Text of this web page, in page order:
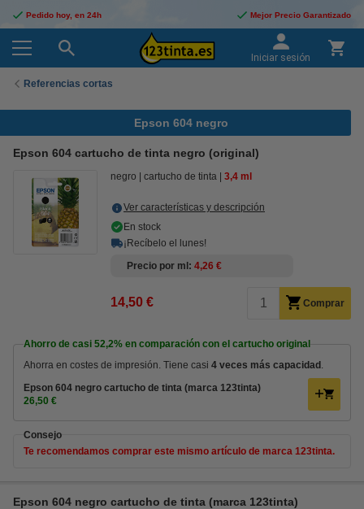
Pedido hoy, en 24h Mejor Precio Garantizado
Iniciar sesión
Referencias cortas
Epson 604 negro
Epson 604 cartucho de tinta negro (original)
negro cartucho de tinta 3,4 ml
Ver características y descripción
En stock
¡Recíbelo el lunes!
Precio por ml
4,26 €
14,50 € Comprar
Ahorro de casi 52,2% en comparación con el cartucho original
Ahorra en costes de impresión. Tiene casi 4 veces más capacidad .
Epson 604 negro cartucho de tinta (marca 123tinta)
26,50 €
Consejo
Te recomendamos comprar este mismo artículo de marca 123tinta.
Epson 604 negro cartucho de tinta (marca 123tinta)